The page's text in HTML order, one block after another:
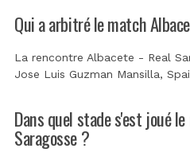
Qui a arbitré le match
La rencontre Albacete - Real
Jose Luis Guzman Mansilla,
Dans quel stade s'est joué
Saragosse ?